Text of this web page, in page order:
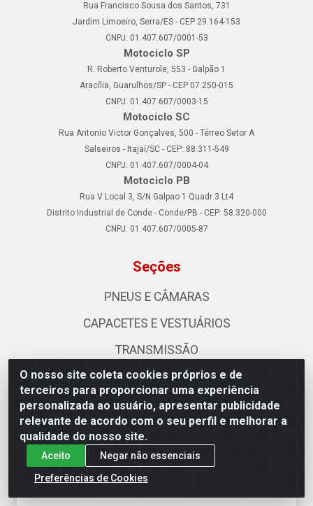
Permitir que a Motociclo envie notificações com
novidades e ofertas exclusivas.
Powered by SendPulse
×
O nosso site coleta cookies próprios e de
terceiros para proporcionar uma experiência
personalizada ao usuário, apresentar publicidade
relevante de acordo com o seu perfil e melhorar a
qualidade do nosso site.
Aceito
Negar não essenciais
Preferências de Cookies
Rua Francisco Sousa dos Santos, 731
Jardim Limoeiro, Serra/ES - CEP 29.164-153
CNPJ: 01.407.607/0001-53
Motociclo SP
R. Roberto Venturole, 553 - Galpão 1
Aracília, Guarulhos/SP - CEP 07.250-015
CNPJ: 01.407.607/0003-15
Motociclo SC
Rua Antonio Victor Gonçalves, 500 - Térreo Setor A
Salseiros - Itajaí/SC - CEP: 88.311-549
CNPJ: 01.407.607/0004-04
Motociclo PB
Rua V Local 3, S/N Galpao 1 Quadr 3 Lt4
Distrito Industrial de Conde - Conde/PB - CEP: 58.320-000
CNPJ: 01.407.607/0005-87
Seções
PNEUS E CÂMARAS
CAPACETES E VESTUÁRIOS
TRANSMISSÃO
SUSPENSÃO
MOTOR
MOTOPEÇAS
ACESSÓRIOS PARA MOTO